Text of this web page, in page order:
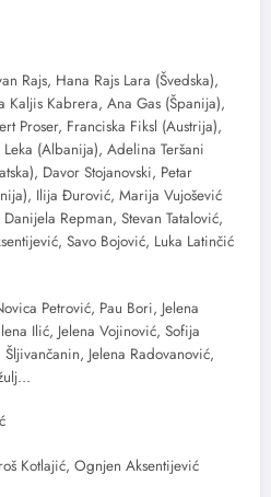
Rajs, Hana Rajs Lara (Švedska),
Kaljis Kabrera, Ana Gas (Španija),
Proser, Franciska Fiksl (Austrija),
(Albanija), Adelina Teršani
Davor Stojanovski, Petar
Ilija Đurović, Marija Vujošević
Repman, Stevan Tatalović,
Savo Bojović, Luka Latinčić
Petrović, Pau Bori, Jelena
Ilić, Jelena Vojinović, Sofija
Jelena Radovanović,
Kotlajić, Ognjen Aksentijević